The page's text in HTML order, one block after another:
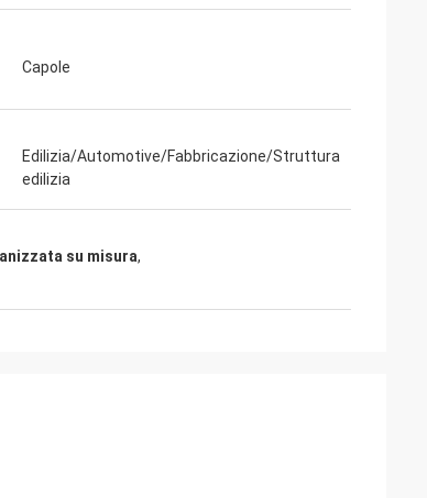
siamo
Capole
Edilizia/Automotive/Fabbricazione/Struttura
edilizia
su misura,